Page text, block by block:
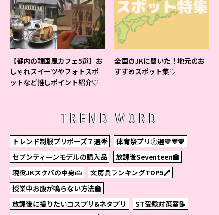
【都内の韓国風カフェ5選】お
しゃれスイーツやフォトスポ
ットなど推しポイント紹介♡
全国のJKに聞いた！地元のお
すすめスポット集♡
TREND WORD
トレンド制服プリポーズ７選🌟
体育祭プリ⑦選💛💜💙
セブンティーンモデルの購入品
放課後Seventeen🏫
現役JKスクバの中身👜
文房具ランキングTOP5🖊
授業中お腹が鳴らない方法🏫
放課後に撮りたいコスプリ&ネタプリ
ST受験対策室📝